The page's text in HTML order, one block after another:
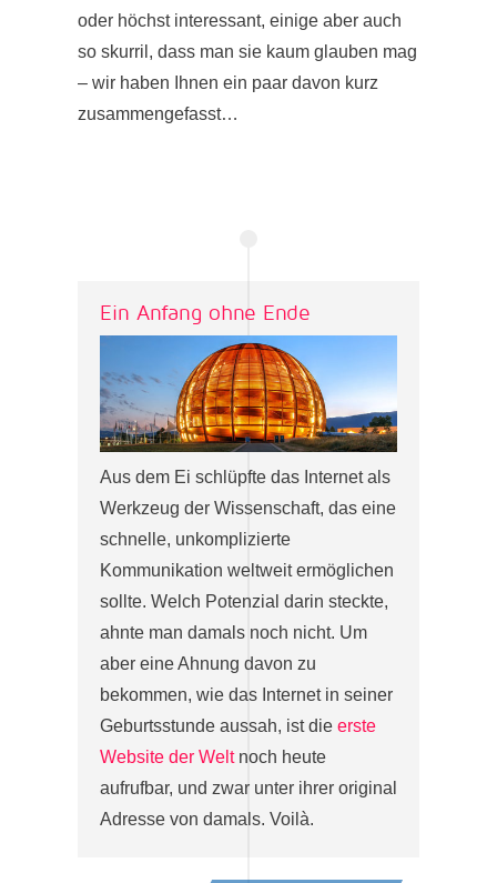
oder höchst interessant, einige aber auch
so skurril, dass man sie kaum glauben mag
– wir haben Ihnen ein paar davon kurz
zusammengefasst…
Ein Anfang ohne Ende
Aus dem Ei schlüpfte das Internet als
Werkzeug der Wissenschaft, das eine
schnelle, unkomplizierte
Kommunikation weltweit ermöglichen
sollte. Welch Potenzial darin steckte,
ahnte man damals noch nicht. Um
aber eine Ahnung davon zu
bekommen, wie das Internet in seiner
Geburtsstunde aussah, ist dieerste
Website der Weltnoch heute
aufrufbar, und zwar unter ihrer original
Adresse von damals. Voilà.